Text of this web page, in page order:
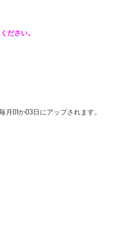
ださい。
01か03日にアップされます。